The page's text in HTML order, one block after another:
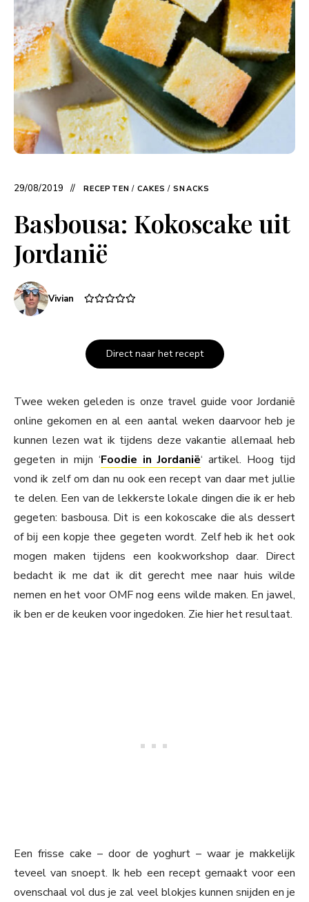
29/08/2019 RECEPTEN / CAKES / SNACKS
Basbousa: Kokoscake uit
Jordanië
Vivian
Direct naar het recept
Twee weken geleden is onze travel guide voor Jordanië
online gekomen en al een aantal weken daarvoor heb je
kunnen lezen wat ik tijdens deze vakantie allemaal heb
gegeten in mijn ‘Foodie in Jordanië‘ artikel. Hoog tijd
vond ik zelf om dan nu ook een recept van daar met jullie
te delen. Een van de lekkerste lokale dingen die ik er heb
gegeten: basbousa. Dit is een kokoscake die als dessert
of bij een kopje thee gegeten wordt. Zelf heb ik het ook
mogen maken tijdens een kookworkshop daar. Direct
bedacht ik me dat ik dit gerecht mee naar huis wilde
nemen en het voor OMF nog eens wilde maken. En jawel,
ik ben er de keuken voor ingedoken. Zie hier het resultaat.
Een frisse cake – door de yoghurt – waar je makkelijk
teveel van snoept. Ik heb een recept gemaakt voor een
ovenschaal vol dus je zal veel blokjes kunnen snijden en je